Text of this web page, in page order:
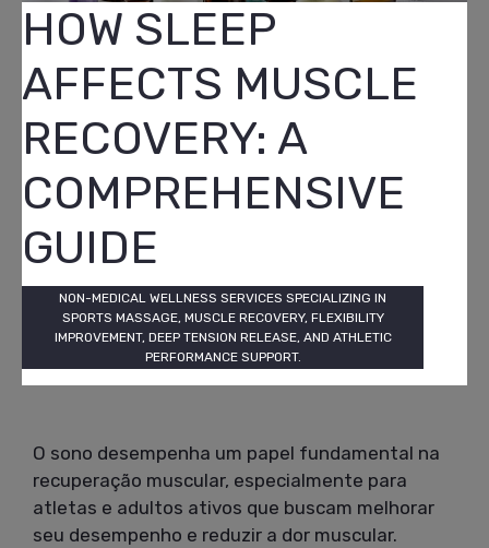
HOW SLEEP
AFFECTS MUSCLE
RECOVERY: A
COMPREHENSIVE
GUIDE
NON-MEDICAL WELLNESS SERVICES SPECIALIZING IN
SPORTS MASSAGE, MUSCLE RECOVERY, FLEXIBILITY
IMPROVEMENT, DEEP TENSION RELEASE, AND ATHLETIC
PERFORMANCE SUPPORT.
O sono desempenha um papel fundamental na
recuperação muscular, especialmente para
atletas e adultos ativos que buscam melhorar
seu desempenho e reduzir a dor muscular.